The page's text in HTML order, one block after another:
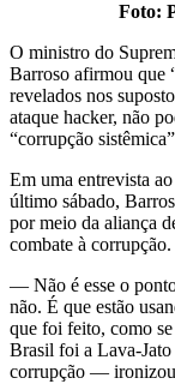
Foto:
O ministro do
Barroso afirmou que
revelados nos
ataque hacker, não
“corrupção
Em uma entrevista
último sábado,
por meio da aliança
combate à corrupção.
— Não é esse o
não. É que estão
que foi feito, como
Brasil foi a Lava-Jato
corrupção —